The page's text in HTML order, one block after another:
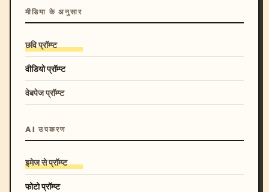
मीडिया के अनुसार
छवि प्रॉम्प्ट
वीडियो प्रॉम्प्ट
वेबपेज प्रॉम्प्ट
AI उपकरण
इमेज से प्रॉम्प्ट
फोटो प्रॉम्प्ट